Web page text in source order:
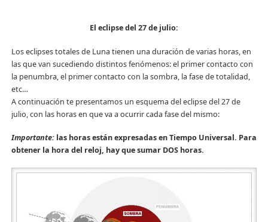
El eclipse del 27 de julio:
Los eclipses totales de Luna tienen una duración de varias horas, en
las que van sucediendo distintos fenómenos: el primer contacto con
la penumbra, el primer contacto con la sombra, la fase de totalidad,
etc…
A continuación te presentamos un esquema del eclipse del 27 de
julio, con las horas en que va a ocurrir cada fase del mismo:
Importante:las horas están expresadas en Tiempo Universal. Para
obtener la hora del reloj, hay que sumar DOS horas.